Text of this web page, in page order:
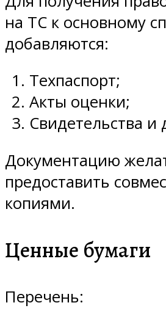
на ТС к основному
добавляются:
Техпаспорт;
Акты оценки;
Свидетельства и
Документацию
предоставить
копиями.
Ценные бумаги
Перечень: